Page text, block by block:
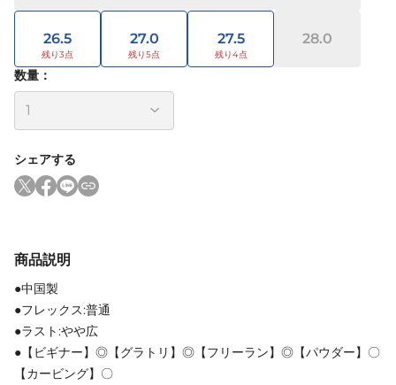
26.5 27.0 27.5 28.0
数量：
シェアする
商品説明
●中国製
●フレックス:普通
●ラスト:やや広
●【ビギナー】◎【グラトリ】◎【フリーラン】◎【パウダー】〇
【カービング】〇